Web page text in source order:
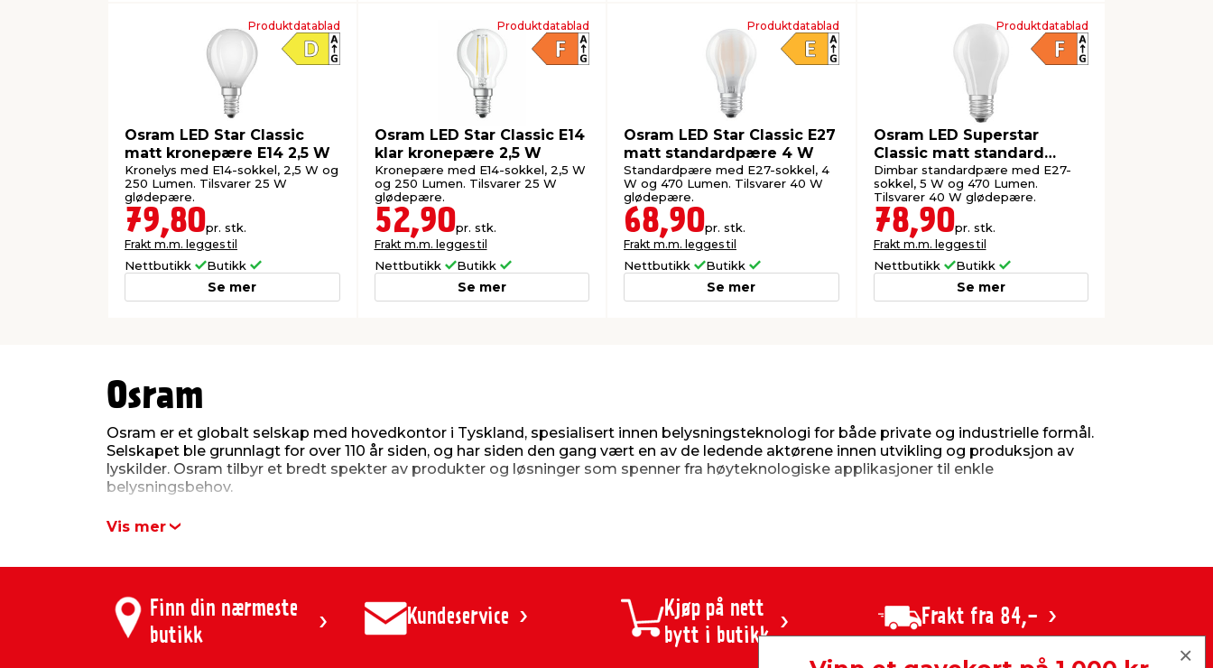
Produktdatablad
Osram LED Star Classic
matt kronepære E14 2,5 W
Kronelys med E14-sokkel, 2,5 W og
250 Lumen. Tilsvarer 25 W
glødepære.
79,80pr. stk.
Frakt m.m. legges til
Nettbutikk Butikk
Se mer
Produktdatablad
Osram LED Star Classic E14
klar kronepære 2,5 W
Kronepære med E14-sokkel, 2,5 W
og 250 Lumen. Tilsvarer 25 W
glødepære.
52,90pr. stk.
Frakt m.m. legges til
Nettbutikk Butikk
Se mer
Produktdatablad
Osram LED Star Classic E27
matt standardpære 4 W
Standardpære med E27-sokkel, 4
W og 470 Lumen. Tilsvarer 40 W
glødepære.
68,90pr. stk.
Frakt m.m. legges til
Nettbutikk Butikk
Se mer
Produktdatablad
Osram LED Superstar
Classic matt standard
dimbar E27 5 W
Dimbar standardpære med E27-
sokkel, 5 W og 470 Lumen.
Tilsvarer 40 W glødepære.
78,90pr. stk.
Frakt m.m. legges til
Nettbutikk Butikk
Se mer
4
4
Osram
Osram er et globalt selskap med hovedkontor i Tyskland, spesialisert innen belysningsteknologi for både private og industrielle formål.
Selskapet ble grunnlagt for over 110 år siden, og har siden den gang vært en av de ledende aktørene innen utvikling og produksjon av
lyskilder. Osram tilbyr et bredt spekter av produkter og løsninger som spenner fra høyteknologiske applikasjoner til enkle
belysningsbehov.
Osram LED-belysning til lavpris
Innenfor innendørs belysning tilbyr Osram et stort utvalg av moderne og energibesparende LED-pærer, inkludert halogenpærer og
lyskildene kan brukes i ulike innendørs miljøer, fra private hjem til kontorer og kommersielle bygninger. Med kontinuerlig fokus på
innovasjon tilbyr Osram også smart belysningsteknologi som kan styres via mobilapper, noe som gir deg høy grad av kontroll og
tilpasningsmuligheter.
Vis mer
Finn din nærmeste
butikk
Kundeservice
Kjøp på nett
bytt i butikk
Frakt fra 84,-